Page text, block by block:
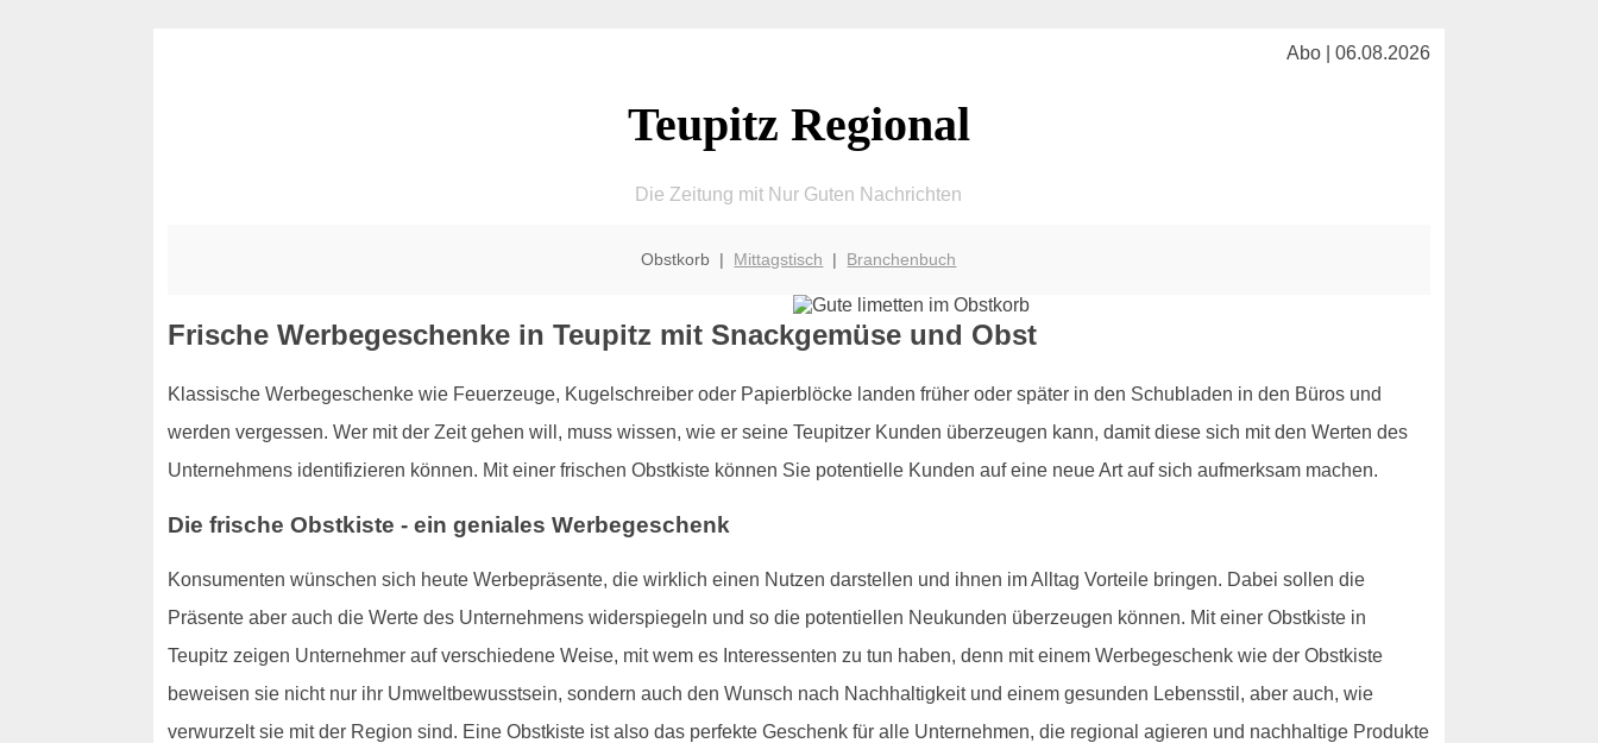
Abo | 06.08.2026
Teupitz Regional
Die Zeitung mit Nur Guten Nachrichten
Obstkorb | Mittagstisch | Branchenbuch
Frische Werbegeschenke in Teupitz mit Snackgemüse und Obst
Klassische Werbegeschenke wie Feuerzeuge, Kugelschreiber oder Papierblöcke landen früher oder später in den Schubladen in den Büros und
werden vergessen. Wer mit der Zeit gehen will, muss wissen, wie er seine Teupitzer Kunden überzeugen kann, damit diese sich mit den Werten des
Unternehmens identifizieren können. Mit einer frischen Obstkiste können Sie potentielle Kunden auf eine neue Art auf sich aufmerksam machen.
Die frische Obstkiste - ein geniales Werbegeschenk
Konsumenten wünschen sich heute Werbepräsente, die wirklich einen Nutzen darstellen und ihnen im Alltag Vorteile bringen. Dabei sollen die
Präsente aber auch die Werte des Unternehmens widerspiegeln und so die potentiellen Neukunden überzeugen können. Mit einer Obstkiste in
Teupitz zeigen Unternehmer auf verschiedene Weise, mit wem es Interessenten zu tun haben, denn mit einem Werbegeschenk wie der Obstkiste
beweisen sie nicht nur ihr Umweltbewusstsein, sondern auch den Wunsch nach Nachhaltigkeit und einem gesunden Lebensstil, aber auch, wie
verwurzelt sie mit der Region sind. Eine Obstkiste ist also das perfekte Geschenk für alle Unternehmen, die regional agieren und nachhaltige Produkte